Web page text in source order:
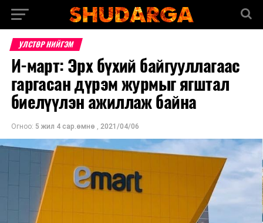
УЛСТӨР НИЙГЭМ
И-март: Эрх бүхий байгууллагаас
гаргасан дүрэм журмыг ягштал
биелүүлэн ажиллаж байна
Огноо: 5 жил 4 сар.өмнө , 2021/04/06